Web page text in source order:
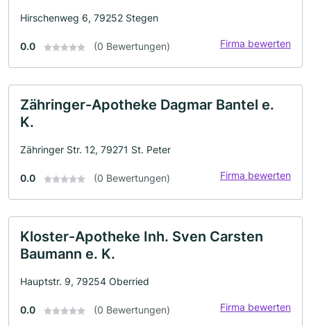
Hirschenweg 6, 79252 Stegen
0.0 (0 Bewertungen) Firma bewerten
Zähringer-Apotheke Dagmar Bantel e.
K.
Zähringer Str. 12, 79271 St. Peter
0.0 (0 Bewertungen) Firma bewerten
Kloster-Apotheke Inh. Sven Carsten
Baumann e. K.
Hauptstr. 9, 79254 Oberried
0.0 (0 Bewertungen) Firma bewerten